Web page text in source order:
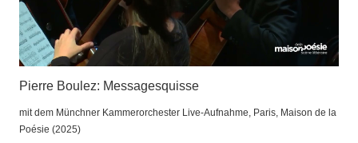
Pierre Boulez: Messagesquisse
mit dem Münchner Kammerorchester Live-Aufnahme, Paris, Maison de la
Poésie (2025)